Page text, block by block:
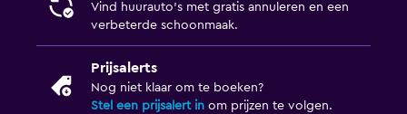
Vind huurauto's met gratis annuleren en een
verbeterde schoonmaak.
Prijsalerts
Nog niet klaar om te boeken?
Stel een prijsalert in om prijzen te volgen.